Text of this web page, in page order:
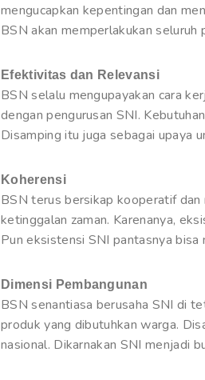
mengucapkan kepentingan dan
BSN akan memperlakukan seluruh
Efektivitas dan Relevansi
BSN selalu mengupayakan cara
dengan pengurusan SNI.
Disamping itu juga sebagai upaya
Koherensi
BSN terus bersikap kooperatif dan
ketinggalan zaman. Karenanya,
Pun eksistensi SNI pantasnya bisa
Dimensi Pembangunan
BSN senantiasa berusaha SNI di
produk yang dibutuhkan warga.
nasional. Dikarnakan SNI menjadi